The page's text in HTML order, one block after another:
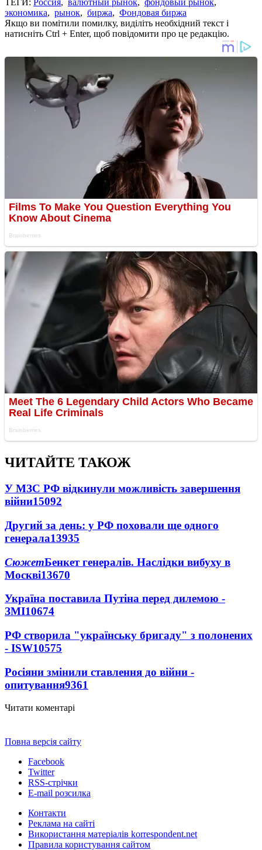
экономика, рынок, биржа, Фондовая биржа
Якщо ви помітили помилку, виділіть необхідний текст і
натисніть Ctrl + Enter, щоб повідомити про це редакцію.
ЧИТАЙТЕ ТАКОЖ
У МЗС РФ відкинули можливість завершення
війни15092
Другий за день: у РФ поховали ще одного
генерала13935
СюжетБенкет генералів. Наслідки вибуху в
Москві13670
Україна поставила Путіна перед дилемою -
ЗМІ10674
РФ створила "українську бригаду" з полонених
- ISW10575
Росіяни змінили ставлення до війни -
опитування9361
Читати коментарі
Повна версія сайту
Facebook
Twitter
RSS-стрічки
E-mail розсилка
Контакти
Реклама на сайті
Використання матеріалів korrespondent.net
Правила користування сайтом